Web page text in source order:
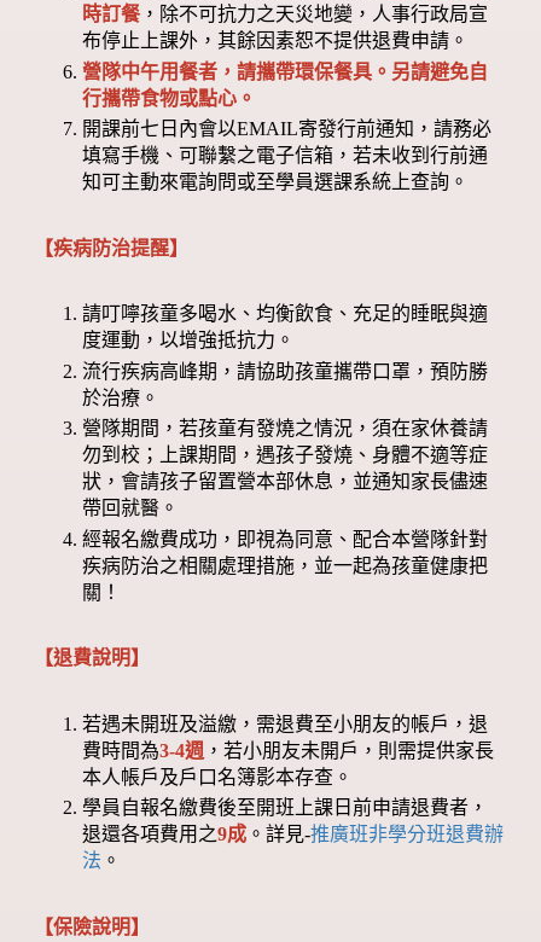
時訂餐，除不可抗力之天災地變，人事行政局宣
布停止上課外，其餘因素恕不提供退費申請。
營隊中午用餐者，請攜帶環保餐具。另請避免自
行攜帶食物或點心。
開課前七日內會以EMAIL寄發行前通知，請務必
填寫手機、可聯繫之電子信箱，若未收到行前通
知可主動來電詢問或至學員選課系統上查詢。
【疾病防治提醒】
請叮嚀孩童多喝水、均衡飲食、充足的睡眠與適
度運動，以增強抵抗力。
流行疾病高峰期，請協助孩童攜帶口罩，預防勝
於治療。
營隊期間，若孩童有發燒之情況，須在家休養請
勿到校；上課期間，遇孩子發燒、身體不適等症
狀，會請孩子留置營本部休息，並通知家長儘速
帶回就醫。
經報名繳費成功，即視為同意、配合本營隊針對
疾病防治之相關處理措施，並一起為孩童健康把
關！
【退費說明】
若遇未開班及溢繳，需退費至小朋友的帳戶，退
費時間為3-4週 ，若小朋友未開戶，則需提供家長
本人帳戶及戶口名簿影本存查。
學員自報名繳費後至開班上課日前申請退費者，
退還各項費用之9成 。詳見-推廣班非學分班退費辦
法 。
【保險說明】